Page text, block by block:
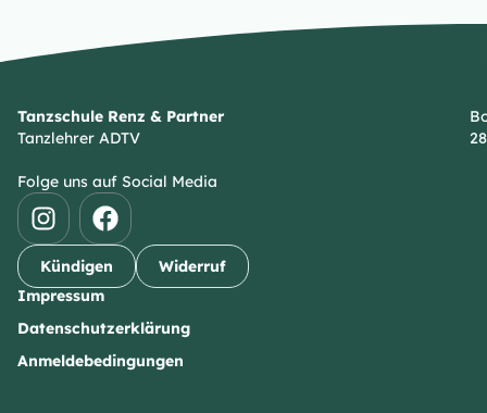
Tanzschule Renz & Partner
Tanzlehrer ADTV
Folge uns auf Social Media
Kündigen
Widerruf
Impressum
Datenschutzerklärung
Anmeldebedingungen